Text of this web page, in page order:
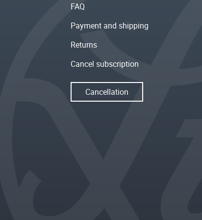
FAQ
Payment and shipping
Returns
Cancel subscription
Cancellation